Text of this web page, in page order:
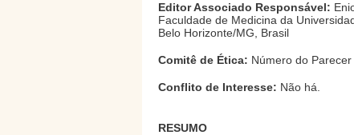
Editor Associado Responsável:
Faculdade de Medicina da
Belo Horizonte/MG, Brasil
Comitê de Ética: Número do Parecer
Conflito de Interesse: Não há.
RESUMO